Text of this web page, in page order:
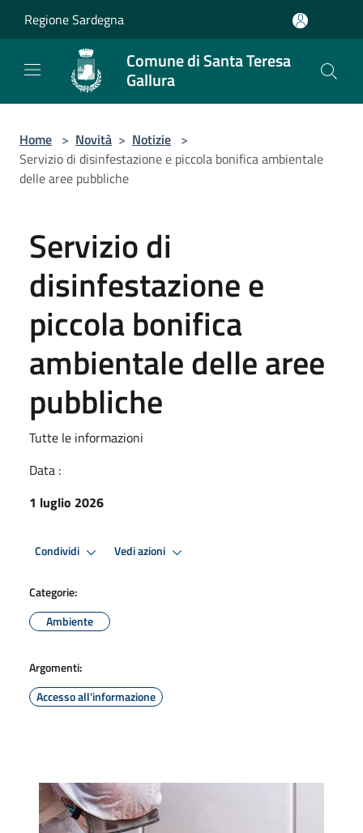
Regione Sardegna
Comune di Santa Teresa
Gallura
Home > Novità > Notizie >
Servizio di disinfestazione e piccola bonifica ambientale
delle aree pubbliche
Servizio di
disinfestazione e
piccola bonifica
ambientale delle aree
pubbliche
Tutte le informazioni
Data :
1 luglio 2026
Condividi Vedi azioni
Categorie:
Ambiente
Argomenti:
Accesso all'informazione